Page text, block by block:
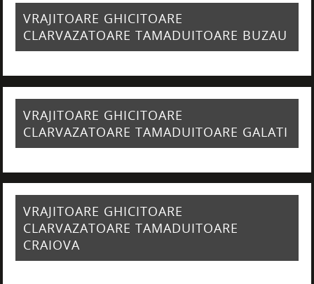
VRAJITOARE GHICITOARE
CLARVAZATOARE TAMADUITOARE BUZAU
VRAJITOARE GHICITOARE
CLARVAZATOARE TAMADUITOARE GALATI
VRAJITOARE GHICITOARE
CLARVAZATOARE TAMADUITOARE
CRAIOVA